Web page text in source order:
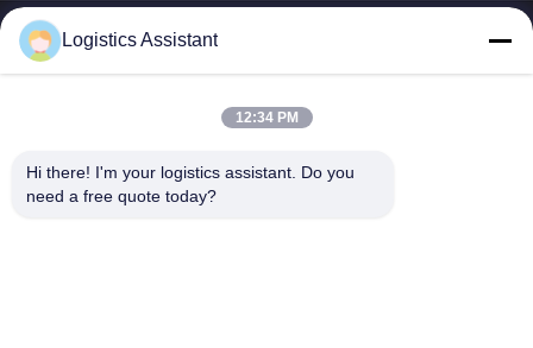
Logistics Assistant
12:34 PM
Hi there! I'm your logistics assistant. Do you
need a free quote today?